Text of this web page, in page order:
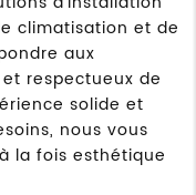
climatisation et de
aux
respectueux de
solide et
nous vous
la fois esthétique